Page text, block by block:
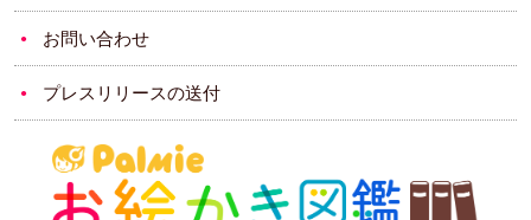
お問い合わせ
プレスリリースの送付